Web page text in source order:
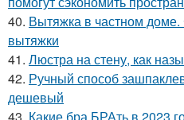
40. Вытяжка в частном
вытяжки
41. Люстра на стену, как
42. Ручный способ
дешевый